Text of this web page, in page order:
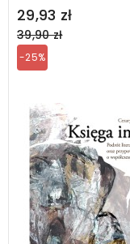
29,93 zł
Regular
price
39,90 zł
-25%